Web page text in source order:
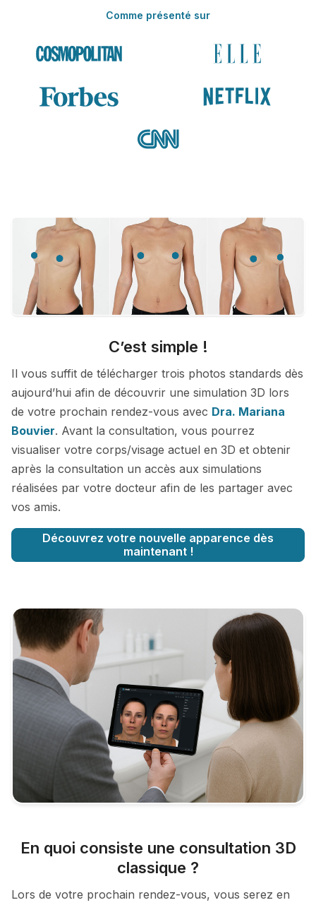
Comme présenté sur
C’est simple !
Il vous suffit de télécharger trois photos standards dès
aujourd’hui afin de découvrir une simulation 3D lors
de votre prochain rendez-vous avec Dra. Mariana
Bouvier. Avant la consultation, vous pourrez
visualiser votre corps/visage actuel en 3D et obtenir
après la consultation un accès aux simulations
réalisées par votre docteur afin de les partager avec
vos amis.
Découvrez votre nouvelle apparence dès
maintenant !
En quoi consiste une consultation 3D
classique ?
Lors de votre prochain rendez-vous, vous serez en